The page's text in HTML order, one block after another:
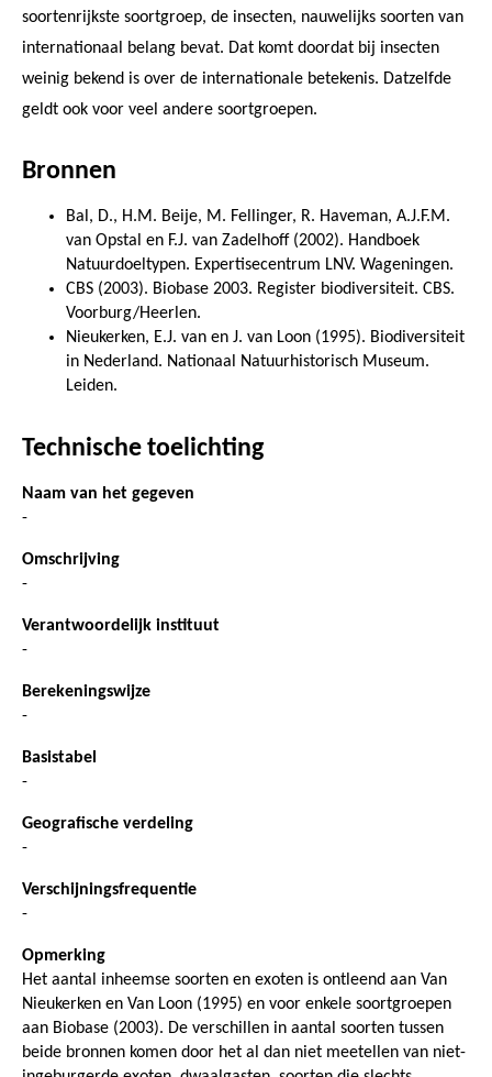
soortenrijkste soortgroep, de insecten, nauwelijks soorten van
internationaal belang bevat. Dat komt doordat bij insecten
weinig bekend is over de internationale betekenis. Datzelfde
geldt ook voor veel andere soortgroepen.
Bronnen
Bal, D., H.M. Beije, M. Fellinger, R. Haveman, A.J.F.M.
van Opstal en F.J. van Zadelhoff (2002). Handboek
Natuurdoeltypen. Expertisecentrum LNV. Wageningen.
CBS (2003). Biobase 2003. Register biodiversiteit. CBS.
Voorburg/Heerlen.
Nieukerken, E.J. van en J. van Loon (1995). Biodiversiteit
in Nederland. Nationaal Natuurhistorisch Museum.
Leiden.
Technische toelichting
Naam van het gegeven
-
Omschrijving
-
Verantwoordelijk instituut
-
Berekeningswijze
-
Basistabel
-
Geografische verdeling
-
Verschijningsfrequentie
-
Opmerking
Het aantal inheemse soorten en exoten is ontleend aan Van
Nieukerken en Van Loon (1995) en voor enkele soortgroepen
aan Biobase (2003). De verschillen in aantal soorten tussen
beide bronnen komen door het al dan niet meetellen van niet-